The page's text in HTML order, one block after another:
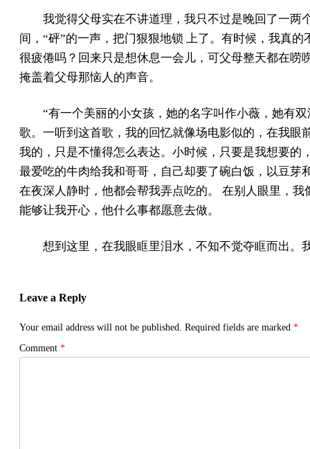
我觉得父母实在不讲道理，我只不过是晚回了一两
间，“砰”的一声，把门狠狠地锁 上了。有时候，我真
很疲倦吗？回来只是想休息一会儿，可父母整天都在
掩盖着父母那恼人的声音。
“有一个美丽的小女孩，她的名字叫作小薇，她有
歌。一听到这首歌，我的回忆就像场电影似的，在我
我的，只是不懂得怎么表达。小时候，只要是我想要
最爱吃的牛肉给我和哥哥，自己却要了碗白饭，以豆
在夜深人静时，他都会帮我弄点吃的。 在别人眼里，
能够让我开心，他什么事都愿意去做。
想到这里，在我眼眶里泪水，不知不觉夺眶而出
Leave a Reply
Your email address will not be published. Required fields are marked *
Comment *